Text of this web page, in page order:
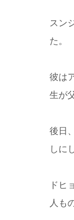
スン
た。
彼は
生が
後日
しに
ドヒ
人も